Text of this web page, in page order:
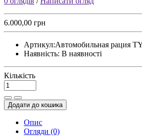
6.000,00 грн
Артикул:Автомобильная рация
Наявність: В наявності
Кількість
Додати до кошика
Опис
Огляди (0)